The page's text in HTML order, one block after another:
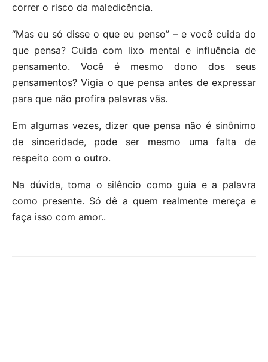
correr o risco da maledicência.
“Mas eu só disse o que eu penso” – e você cuida do
que pensa? Cuida com lixo mental e influência de
pensamento. Você é mesmo dono dos seus
pensamentos? Vigia o que pensa antes de expressar
para que não profira palavras vãs.
Em algumas vezes, dizer que pensa não é sinônimo
de sinceridade, pode ser mesmo uma falta de
respeito com o outro.
Na dúvida, toma o silêncio como guia e a palavra
como presente. Só dê a quem realmente mereça e
faça isso com amor..